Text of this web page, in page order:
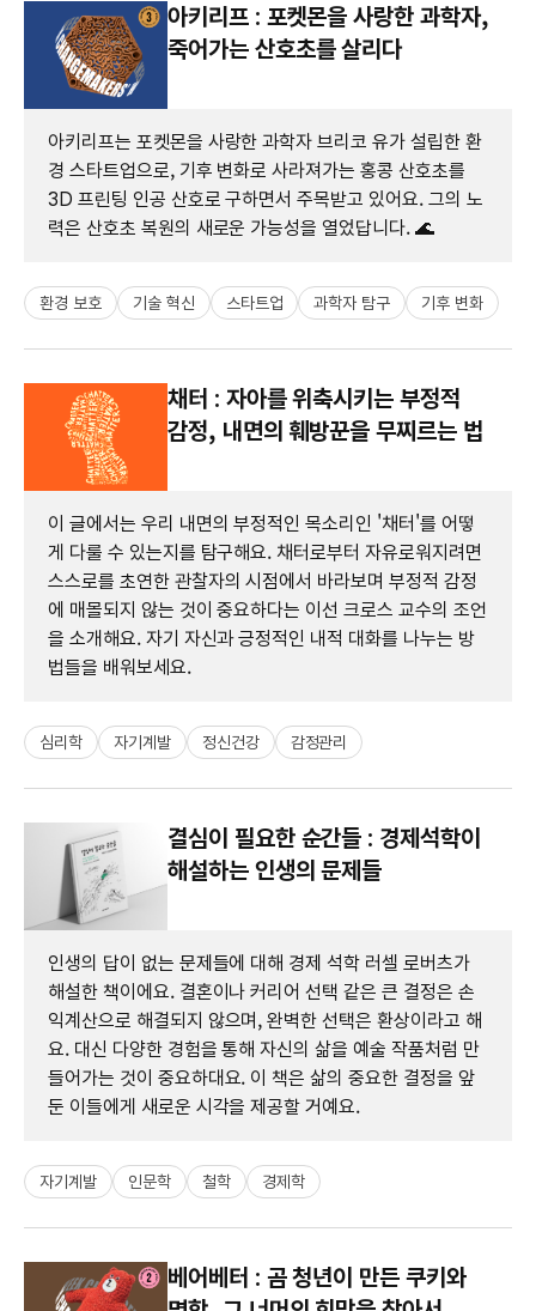
아키리프 : 포켓몬을 사랑한 과학자,
죽어가는 산호초를 살리다
아키리프는 포켓몬을 사랑한 과학자 브리코 유가 설립한 환
경 스타트업으로, 기후 변화로 사라져가는 홍콩 산호초를
3D 프린팅 인공 산호로 구하면서 주목받고 있어요. 그의 노
력은 산호초 복원의 새로운 가능성을 열었답니다. 🌊
환경 보호 기술 혁신 스타트업 과학자 탐구 기후 변화
채터 : 자아를 위축시키는 부정적
감정, 내면의 훼방꾼을 무찌르는 법
이 글에서는 우리 내면의 부정적인 목소리인 '채터'를 어떻
게 다룰 수 있는지를 탐구해요. 채터로부터 자유로워지려면
스스로를 초연한 관찰자의 시점에서 바라보며 부정적 감정
에 매몰되지 않는 것이 중요하다는 이선 크로스 교수의 조언
을 소개해요. 자기 자신과 긍정적인 내적 대화를 나누는 방
법들을 배워보세요.
심리학 자기계발 정신건강 감정관리
결심이 필요한 순간들 : 경제석학이
해설하는 인생의 문제들
인생의 답이 없는 문제들에 대해 경제 석학 러셀 로버츠가
해설한 책이에요. 결혼이나 커리어 선택 같은 큰 결정은 손
익계산으로 해결되지 않으며, 완벽한 선택은 환상이라고 해
요. 대신 다양한 경험을 통해 자신의 삶을 예술 작품처럼 만
들어가는 것이 중요하대요. 이 책은 삶의 중요한 결정을 앞
둔 이들에게 새로운 시각을 제공할 거예요.
자기계발 인문학 철학 경제학
베어베터 : 곰 청년이 만든 쿠키와